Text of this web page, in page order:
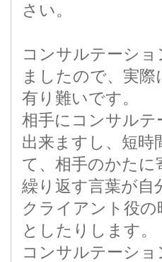
さい。
コンサルテーシ
ましたので、実
有り難いです。
相手にコンサル
出来ますし、短
て、相手のかた
繰り返す言葉が自
クライアント役
としたりします。
コンサルテーシ